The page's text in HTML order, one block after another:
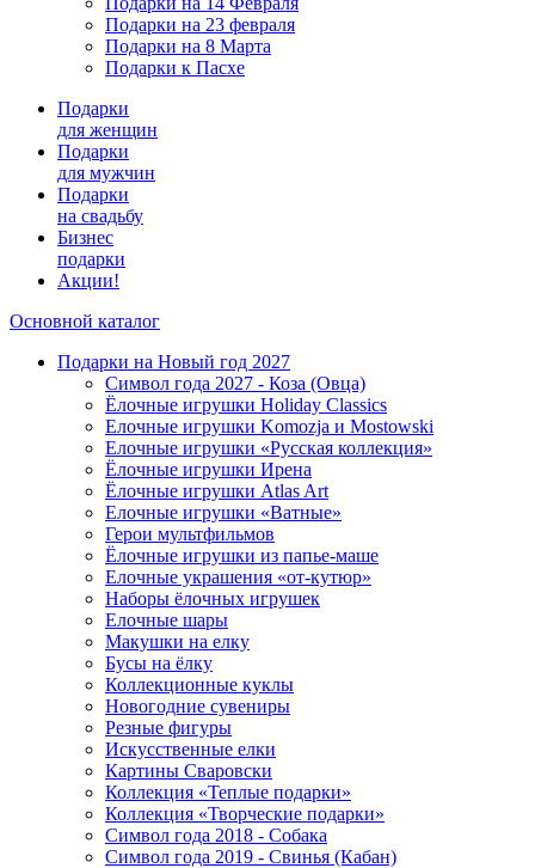
Подарки на 23 февраля
Подарки на 8 Марта
Подарки к Пасхе
Подарки
для женщин
Подарки
для мужчин
Подарки
на свадьбу
Бизнес
подарки
Акции!
Основной каталог
Подарки на Новый год 2027
Символ года 2027 - Коза (Овца)
Ёлочные игрушки Holiday Classics
Елочные игрушки Komozja и Mostowski
Елочные игрушки «Русская коллекция»
Ёлочные игрушки Ирена
Ёлочные игрушки Atlas Art
Елочные игрушки «Ватные»
Герои мультфильмов
Ёлочные игрушки из папье-маше
Елочные украшения «от-кутюр»
Наборы ёлочных игрушек
Елочные шары
Макушки на елку
Бусы на ёлку
Коллекционные куклы
Новогодние сувениры
Резные фигуры
Искусственные елки
Картины Сваровски
Коллекция «Теплые подарки»
Коллекция «Творческие подарки»
Символ года 2018 - Собака
Символ года 2019 - Свинья (Кабан)